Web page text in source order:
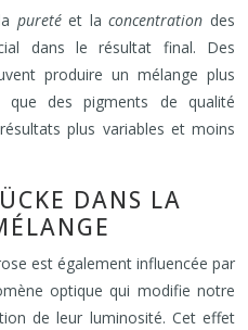
puretéet laconcentration des
dans le résultat final. Des
produire un mélange plus
que des pigments de qualité
plus variables et moins
DANS LA
est également influencée par
optique qui modifie notre
de leur luminosité. Cet effet